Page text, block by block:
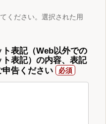
ください。選択された用
表記（Web以外での
表記）の内容、表記
告ください